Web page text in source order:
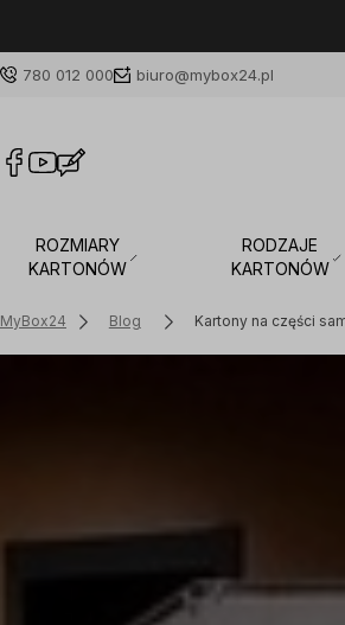
780 012 000 biuro@mybox24.pl
ROZMIARY
KARTONÓW
RODZAJE
KARTONÓW
MyBox24 Blog Kartony na części